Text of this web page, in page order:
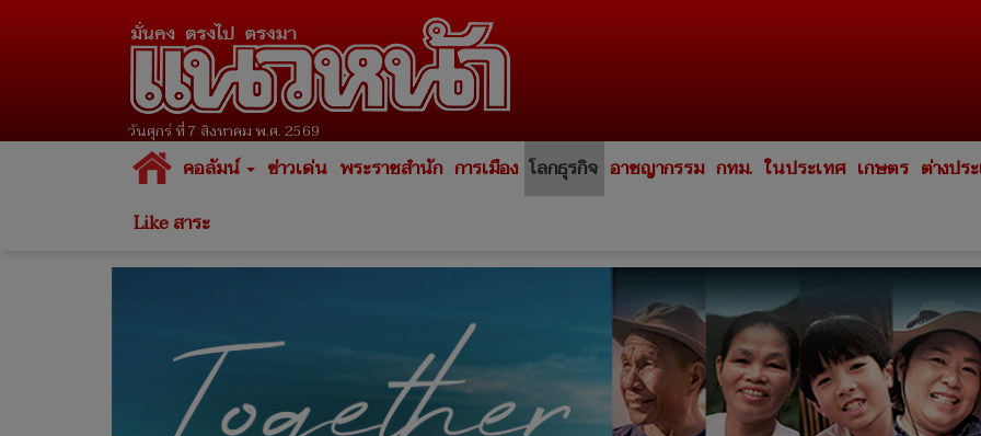
วันศุกร์ ที่ 7 สิงหาคม พ.ศ. 2569
คอลัมน์ ข่าวเด่น พระราชสำนัก การเมือง โลกธุรกิจ อาชญากรรม กทม. ในประเทศ เกษตร ต่างปร
Like สาระ